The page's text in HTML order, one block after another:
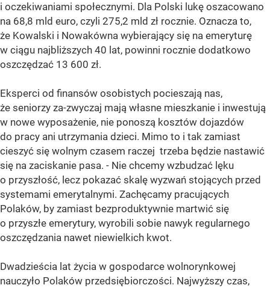
i oczekiwaniami społecznymi. Dla Polski lukę oszacowano
na 68,8 mld euro, czyli 275,2 mld zł rocznie. Oznacza to,
że Kowalski i Nowakówna wybierający się na emeryturę
w ciągu najbliższych 40 lat, powinni rocznie dodatkowo
oszczędzać 13 600 zł.
Eksperci od finansów osobistych pocieszają nas,
że seniorzy za-zwyczaj mają własne mieszkanie i inwestują
w nowe wyposażenie, nie ponoszą kosztów dojazdów
do pracy ani utrzymania dzieci. Mimo to i tak zamiast
cieszyć się wolnym czasem raczej trzeba będzie nastawić
się na zaciskanie pasa. - Nie chcemy wzbudzać lęku
o przyszłość, lecz pokazać skalę wyzwań stojących przed
systemami emerytalnymi. Zachęcamy pracujących
Polaków, by zamiast bezproduktywnie martwić się
o przyszłe emerytury, wyrobili sobie nawyk regularnego
oszczędzania nawet niewielkich kwot.
Dwadzieścia lat życia w gospodarce wolnorynkowej
nauczyło Polaków przedsiębiorczości. Najwyższy czas,